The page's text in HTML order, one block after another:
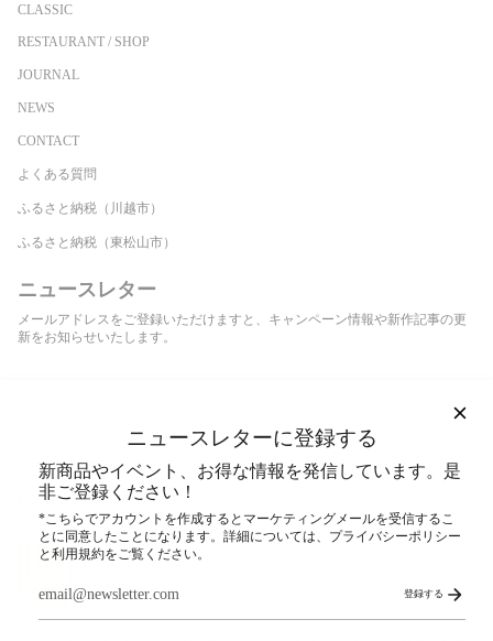
ニュースレターに登録する
新商品やイベント、お得な情報を発信しています。是
非ご登録ください！
*こちらでアカウントを作成するとマーケティングメールを受信するこ
とに同意したことになります。詳細については、プライバシーポリシー
と利用規約をご覧ください。
登録する
CLASSIC
RESTAURANT / SHOP
JOURNAL
NEWS
CONTACT
よくある質問
ふるさと納税（川越市）
ふるさと納税（東松山市）
ニュースレター
メールアドレスをご登録いただけますと、キャンペーン情報や新作記事の更
新をお知らせいたします。
SNS